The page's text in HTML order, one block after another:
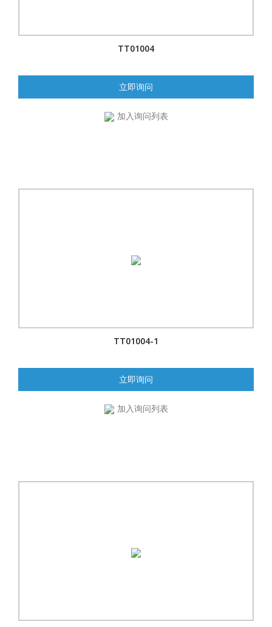
TT01004
立即询问
加入询问列表
TT01004-1
立即询问
加入询问列表